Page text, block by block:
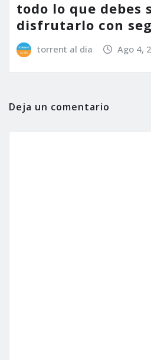
todo lo que debes
disfrutarlo con
torrent al dia Ago 4,
Deja un comentario